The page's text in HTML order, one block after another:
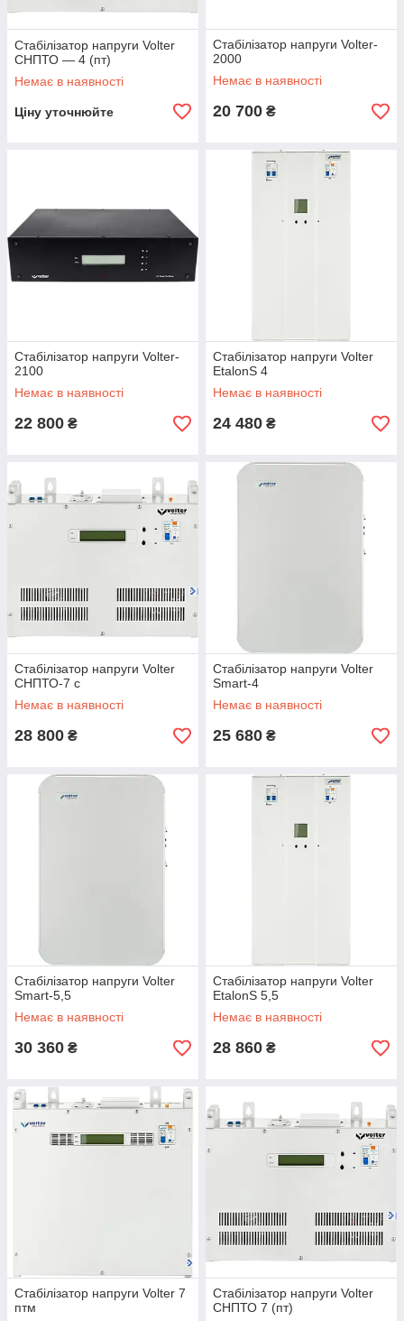
Стабілізатор напруги Volter
СНПТО — 4 (пт)
Немає в наявності
Ціну уточнюйте
Стабілізатор напруги Volter-
2000
Немає в наявності
20 700 ₴
Стабілізатор напруги Volter-
2100
Немає в наявності
22 800 ₴
Стабілізатор напруги Volter
EtalonS 4
Немає в наявності
24 480 ₴
Стабілізатор напруги Volter
СНПТО-7 с
Немає в наявності
28 800 ₴
Стабілізатор напруги Volter
Smart-4
Немає в наявності
25 680 ₴
Стабілізатор напруги Volter
Smart-5,5
Немає в наявності
30 360 ₴
Стабілізатор напруги Volter
EtalonS 5,5
Немає в наявності
28 860 ₴
Стабілізатор напруги Volter 7
птм
Стабілізатор напруги Volter
СНПТО 7 (пт)